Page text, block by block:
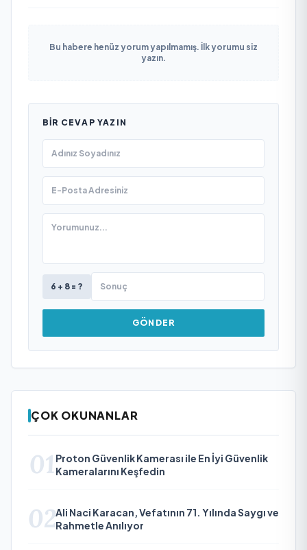
Bu habere henüz yorum yapılmamış. İlk yorumu siz
yazın.
BIR CEVAP YAZIN
6 + 8 = ?
GÖNDER
ÇOK OKUNANLAR
01 Proton Güvenlik Kamerası ile En İyi Güvenlik
Kameralarını Keşfedin
02Ali Naci Karacan, Vefatının 71. Yılında Saygı ve
Rahmetle Anılıyor